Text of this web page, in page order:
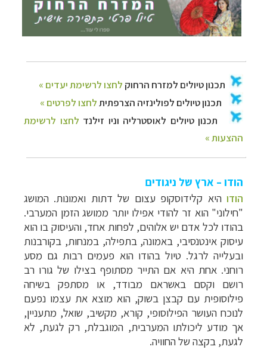
הודו – ארץ של ניגודים
הודו היא קלידוסקופ עצום של דתות ואמונות. המושג
"חילוני" הוא זר להודי אפילו יותר ממושג הזמן המערבי.
בהודו לכל אדם יש אלוהים, לפחות אחד, והעיסוק בו הוא
עיסוק אינטנסיבי, באמונה, בתפילה, במנחות, בקורבנות
ובעלייה לרגל. טיול בהודו הוא פעמים רבות גם מסע
רוחני. אחת היא אם התייר מסתופף בצילו של גורו רב
רושם וקסם באשראם מבודד, או מסתפק בשיחה
פילוסופית עם קבצן בשוק, הוא מוצא את עצמו נפעם
לנוכח העושר הפילוסופי, קורא, מקשיב, שואל, מתעניין,
אך מודע ליכולתו המערבית, המוגבלת, רק לגעת, לא
לגעת, בקצה של החוויה.